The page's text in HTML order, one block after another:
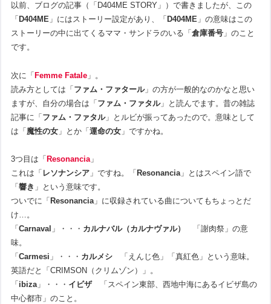
以前、ブログの記事（「D404ME STORY」）で書きましたが、この
「 D404ME 」にはストーリー設定があり、「 D404ME 」の意味はこの
ストーリーの中に出てくるママ・サンドラのいる「倉庫番号 」のこと
です。
次に「Femme Fatale 」。
読み方としては「ファム・ファタール」の方が一般的なのかなと思い
ますが、自分の場合は「ファム・ファタル」と読んでます。昔の雑誌
記事に「ファム・ファタル」とルビが振ってあったので。意味として
は「魔性の女 」とか「運命の女 」ですかね。
3つ目は「 Resonancia」
これは「 レソナンシア 」ですね。「 Resonancia」とはスペイン語で
「響き 」という意味です。
ついでに「 Resonancia」に収録されている曲についてもちょっとだ
け…。
「Carnaval 」・・・ カルナバル（カルナヴァル）
「謝肉祭」の意
味。
「Carmesi 」・・・ カルメシ 「えんじ色」「真紅色」という意味。
英語だと「CRIMSON（クリムゾン）」。
「 ibiza」・・・ イビザ「スペイン東部、西地中海にあるイビザ島の
中心都市」のこと。